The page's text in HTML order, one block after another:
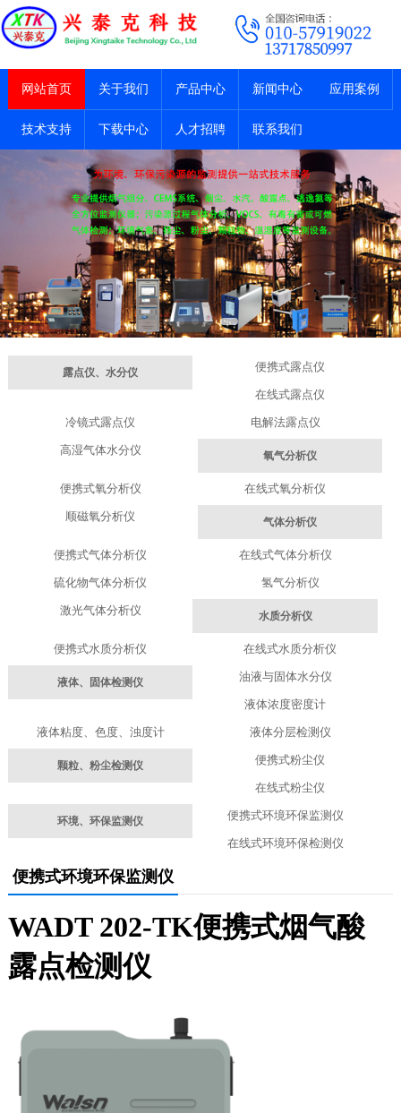
网站首页 关于我们 产品中心 新闻中心 应用案例
技术支持 下载中心 人才招聘 联系我们
露点仪、水分仪 便携式露点仪
在线式露点仪
冷镜式露点仪 电解法露点仪
高湿气体水分仪 氧气分析仪
便携式氧分析仪 在线式氧分析仪
顺磁氧分析仪 气体分析仪
便携式气体分析仪 在线式气体分析仪
硫化物气体分析仪 氢气分析仪
激光气体分析仪 水质分析仪
便携式水质分析仪 在线式水质分析仪
液体、固体检测仪 油液与固体水分仪
液体浓度密度计
液体粘度、色度、浊度计 液体分层检测仪
颗粒、粉尘检测仪 便携式粉尘仪
在线式粉尘仪
环境、环保监测仪 便携式环境环保监测仪
在线式环境环保检测仪
便携式环境环保监测仪
WADT 202-TK便携式烟气酸
露点检测仪